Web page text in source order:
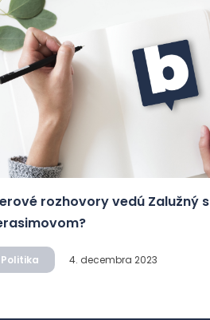
rozhovory vedú Zalužný s
Politika 4. decembra 2023